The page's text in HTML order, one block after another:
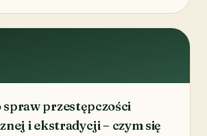
przestępczości
i ekstradycji – czym się